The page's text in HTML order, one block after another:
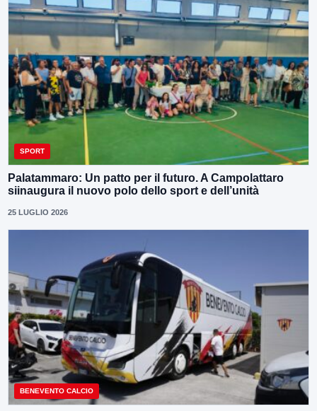
SPORT
Palatammaro: Un patto per il futuro. A Campolattaro
siinaugura il nuovo polo dello sport e dell’unità
25 LUGLIO 2026
BENEVENTO CALCIO